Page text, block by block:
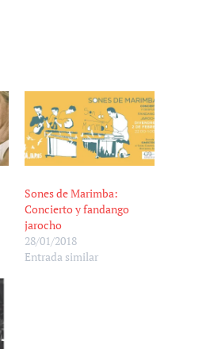
Sones de Marimba:
Concierto y fandango
jarocho
28/01/2018
Entrada similar